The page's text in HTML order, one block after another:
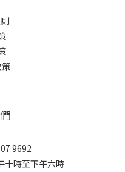
9692
十時至下午六時